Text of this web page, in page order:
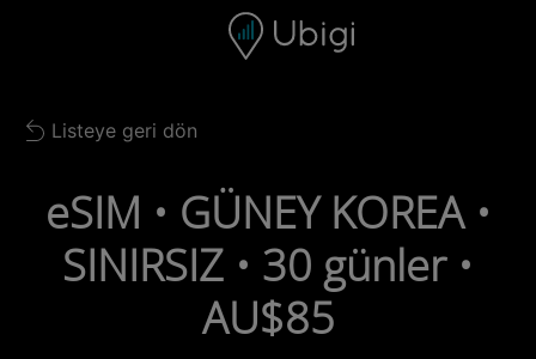
Gezinme çubuğu Alt bilgi
Back to list
Listeye geri dön
eSIM • GÜNEY KOREA •
SINIRSIZ • 30 günler •
AU$85